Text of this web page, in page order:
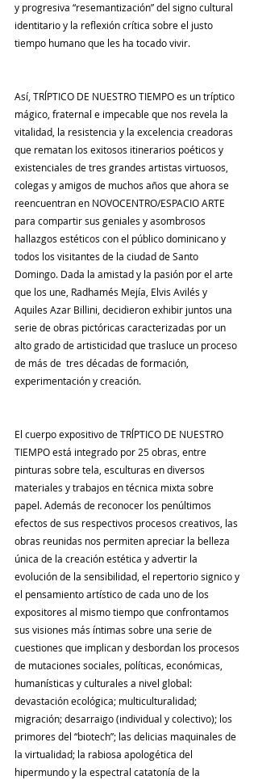
y progresiva “resemantización” del signo cultural
identitario y la reflexión crítica sobre el justo
tiempo humano que les ha tocado vivir.
Así, TRĺPTICO DE NUESTRO TIEMPO es un tríptico
mágico, fraternal e impecable que nos revela la
vitalidad, la resistencia y la excelencia creadoras
que rematan los exitosos itinerarios poéticos y
existenciales de tres grandes artistas virtuosos,
colegas y amigos de muchos años que ahora se
reencuentran en NOVOCENTRO/ESPACIO ARTE
para compartir sus geniales y asombrosos
hallazgos estéticos con el público dominicano y
todos los visitantes de la ciudad de Santo
Domingo. Dada la amistad y la pasión por el arte
que los une, Radhamés Mejía, Elvis Avilés y
Aquiles Azar Billini, decidieron exhibir juntos una
serie de obras pictóricas caracterizadas por un
alto grado de artisticidad que trasluce un proceso
de más de  tres décadas de formación,
experimentación y creación.
El cuerpo expositivo de TRĺPTICO DE NUESTRO
TIEMPO está integrado por 25 obras, entre
pinturas sobre tela, esculturas en diversos
materiales y trabajos en técnica mixta sobre
papel. Además de reconocer los penúltimos
efectos de sus respectivos procesos creativos, las
obras reunidas nos permiten apreciar la belleza
única de la creación estética y advertir la
evolución de la sensibilidad, el repertorio signico y
el pensamiento artístico de cada uno de los
expositores al mismo tiempo que confrontamos
sus visiones más íntimas sobre una serie de
cuestiones que implican y desbordan los procesos
de mutaciones sociales, políticas, económicas,
humanísticas y culturales a nivel global:
devastación ecológica; multiculturalidad;
migración; desarraigo (individual y colectivo); los
primores del “biotech”; las delicias maquinales de
la virtualidad; la rabiosa apologética del
hipermundo y la espectral catatonía de la